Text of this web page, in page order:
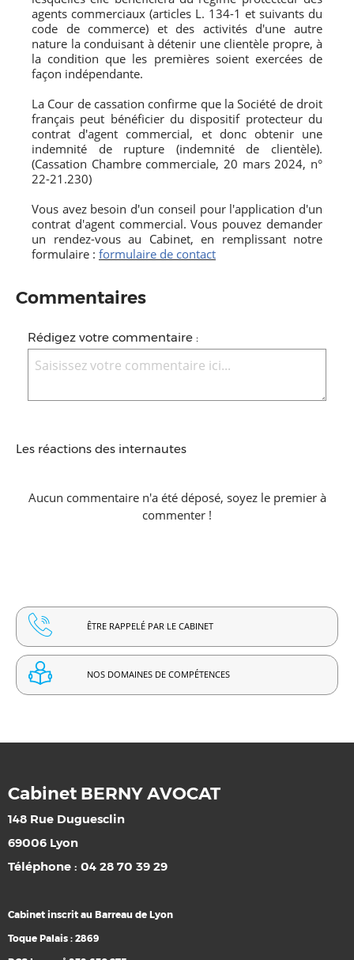
agents commerciaux (articles L. 134-1 et suivants du
code de commerce) et des activités d'une autre
nature la conduisant à détenir une clientèle propre, à
la condition que les premières soient exercées de
façon indépendante.
La Cour de cassation confirme que la Société de droit
français peut bénéficier du dispositif protecteur du
contrat d'agent commercial, et donc obtenir une
indemnité de rupture (indemnité de clientèle).
(Cassation Chambre commerciale, 20 mars 2024, n°
22-21.230)
Vous avez besoin d'un conseil pour l'application d'un
contrat d'agent commercial. Vous pouvez demander
un rendez-vous au Cabinet, en remplissant notre
formulaire : formulaire de contact
Commentaires
Rédigez votre commentaire :
Les réactions des internautes
Aucun commentaire n'a été déposé, soyez le premier à
commenter !
ÊTRE RAPPELÉ PAR LE CABINET
NOS DOMAINES DE COMPÉTENCES
Cabinet BERNY AVOCAT
148 Rue Duguesclin
69006 Lyon
Téléphone : 04 28 70 39 29
Cabinet inscrit au Barreau de Lyon
Toque Palais : 2869